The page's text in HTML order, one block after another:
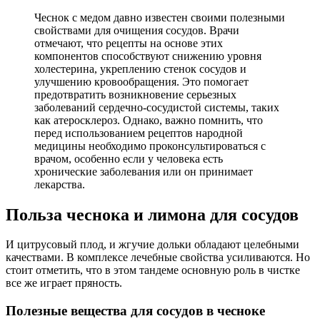
Чеснок с медом давно известен своими полезными
свойствами для очищения сосудов. Врачи
отмечают, что рецепты на основе этих
компонентов способствуют снижению уровня
холестерина, укреплению стенок сосудов и
улучшению кровообращения. Это помогает
предотвратить возникновение серьезных
заболеваний сердечно-сосудистой системы, таких
как атеросклероз. Однако, важно помнить, что
перед использованием рецептов народной
медицины необходимо проконсультироваться с
врачом, особенно если у человека есть
хронические заболевания или он принимает
лекарства.
Польза чеснока и лимона для сосудов
И цитрусовый плод, и жгучие дольки обладают целебными
качествами. В комплексе лечебные свойства усиливаются. Но
стоит отметить, что в этом тандеме основную роль в чистке
все же играет пряность.
Полезные вещества для сосудов в чесноке